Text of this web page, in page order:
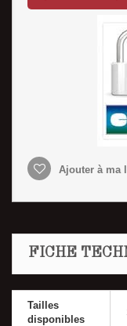
Ajouter à ma
FICHE
Tailles
disponibles